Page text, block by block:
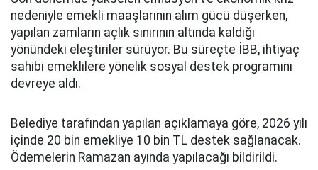
nedeniyle emekli maaşlarının alım gücü düşerken,
yapılan zamların açlık sınırının altında kaldığı
yönündeki eleştiriler sürüyor. Bu süreçte İBB, ihtiyaç
sahibi emeklilere yönelik sosyal destek programını
devreye aldı.
Belediye tarafından yapılan açıklamaya göre, 2026 yılı
içinde 20 bin emekliye 10 bin TL destek sağlanacak.
Ödemelerin Ramazan ayında yapılacağı bildirildi.